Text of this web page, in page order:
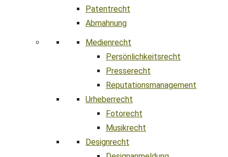
Patentrecht
Abmahnung
Medienrecht
Persönlichkeitsrecht
Presserecht
Reputationsmanagement
Urheberrecht
Fotorecht
Musikrecht
Designrecht